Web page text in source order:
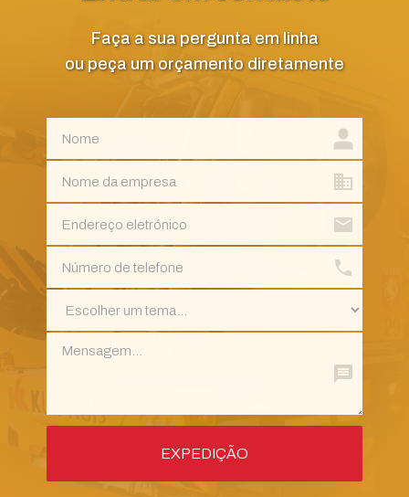
Faça a sua pergunta em linha
ou peça um orçamento diretamente